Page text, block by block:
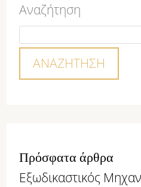
Αναζήτηση
ΑΝΑΖΉΤΗΣΗ
Πρόσφατα άρθρα
Εξωδικαστικός